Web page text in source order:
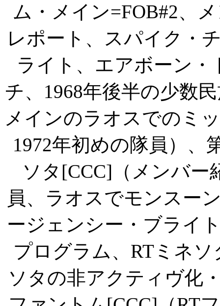
ム・メイン=FOB#2、
レポート、スパイク・
ライト、エアボーン
チ、 1968年後半の少数
メインのラオスでのミ
1972年初めの隊員）、
ソタ [CCC] （メンバー
員、ラオスでモンスー
ージェンシー・ブライ
プログラム、 RTミネソ
ソタの非アクティヴ化